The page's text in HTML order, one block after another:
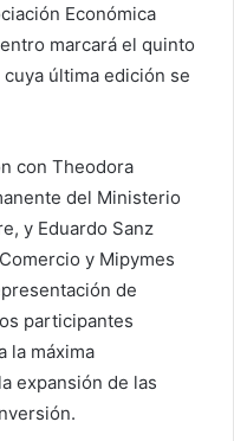
Económica
marcará el quinto
última edición se
con Theodora
del Ministerio
y Eduardo Sanz
y Mipymes
de
participantes
la máxima
expansión de las